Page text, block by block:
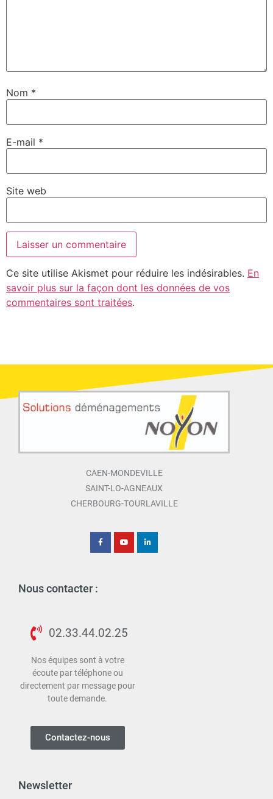
Nom *
E-mail *
Site web
Ce site utilise Akismet pour réduire les indésirables. En
savoir plus sur la façon dont les données de vos
commentaires sont traitées.
CAEN-MONDEVILLE
SAINT-LO-AGNEAUX
CHERBOURG-TOURLAVILLE
Nous contacter :
02.33.44.02.25
Nos équipes sont à votre
écoute par téléphone ou
directement par message pour
toute demande.
Contactez-nous
Newsletter